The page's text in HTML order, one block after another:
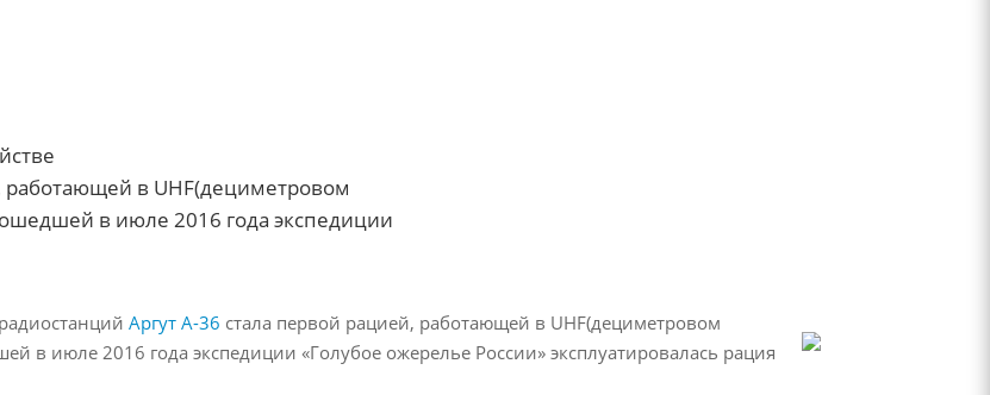
работающей в UHF(дециметровом
в июле 2016 года экспедиции
Аргут А-36 стала первой рацией, работающей в UHF(дециметровом
в июле 2016 года экспедиции «Голубое ожерелье России» эксплуатировалась рация